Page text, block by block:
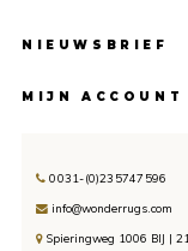
NIEUWSBRIEF
MIJN ACCOUNT
0031-(0)235747596
info@wonderrugs.com
Spieringweg 1006 BIJ |